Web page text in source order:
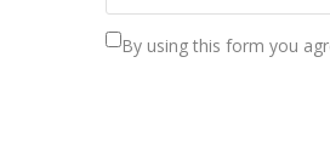
By using this form you